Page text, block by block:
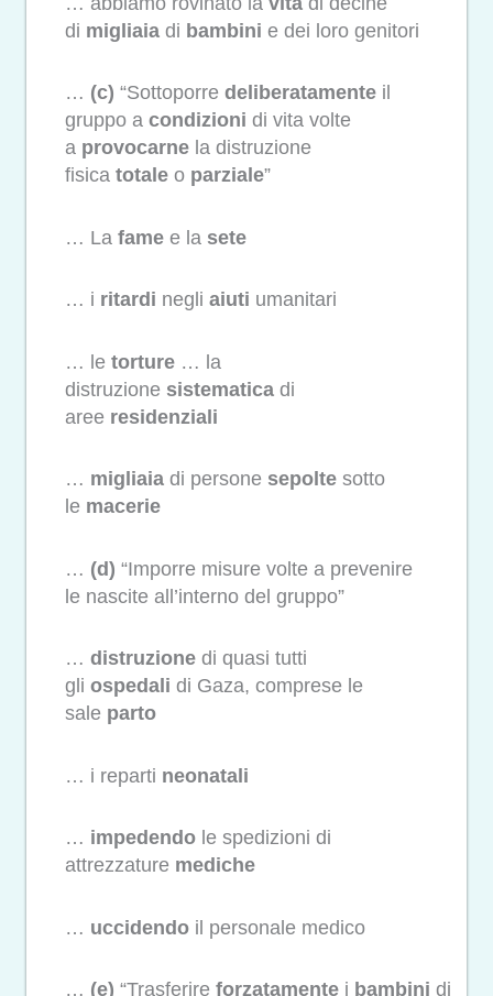
di migliaia di bambini e dei loro genitori
… (c) “Sottoporre deliberatamente il
gruppo a condizioni di vita volte
a provocarne la distruzione
fisica totale o parziale”
… La fame e la sete
… i ritardi negli aiuti umanitari
… le torture … la
distruzione sistematica di
aree residenziali
… migliaia di persone sepolte sotto
le macerie
… (d) “Imporre misure volte a prevenire
le nascite all’interno del gruppo”
… distruzione di quasi tutti
gli ospedali di Gaza, comprese le
sale parto
… i reparti neonatali
… impedendo le spedizioni di
attrezzature mediche
… uccidendo il personale medico
… (e) “Trasferire forzatamente i bambini di